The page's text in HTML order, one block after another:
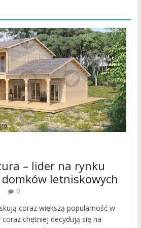
– lider na rynku
letniskowych
0
coraz większą popularność w
chętniej decydują się na